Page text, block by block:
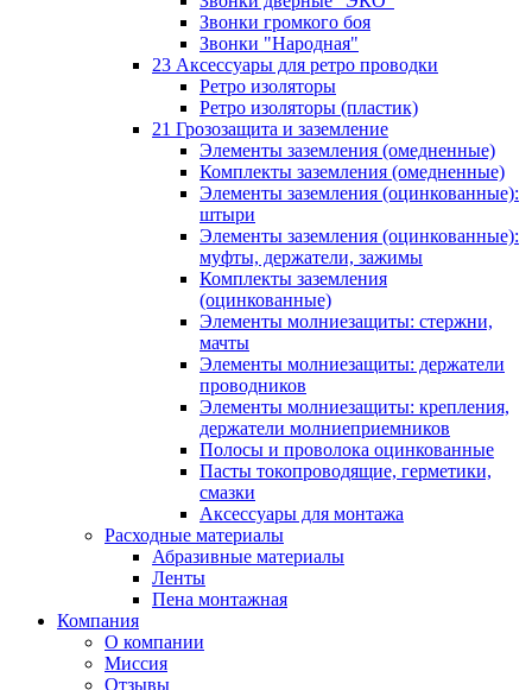
Звонки громкого боя
Звонки "Народная"
23 Аксессуары для ретро проводки
Ретро изоляторы
Ретро изоляторы (пластик)
21 Грозозащита и заземление
Элементы заземления (омедненные)
Комплекты заземления (омедненные)
Элементы заземления (оцинкованные):
штыри
Элементы заземления (оцинкованные):
муфты, держатели, зажимы
Комплекты заземления
(оцинкованные)
Элементы молниезащиты: стержни,
мачты
Элементы молниезащиты: держатели
проводников
Элементы молниезащиты: крепления,
держатели молниеприемников
Полосы и проволока оцинкованные
Пасты токопроводящие, герметики,
смазки
Аксессуары для монтажа
Расходные материалы
Абразивные материалы
Ленты
Пена монтажная
Компания
О компании
Миссия
Отзывы